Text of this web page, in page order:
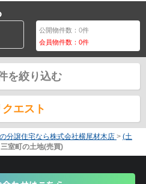
公開物件数：0件
会員物件数：0件
を絞り込む
エスト
分譲住宅なら株式会社横尾材木店 > (土
三室町の土地(売買)